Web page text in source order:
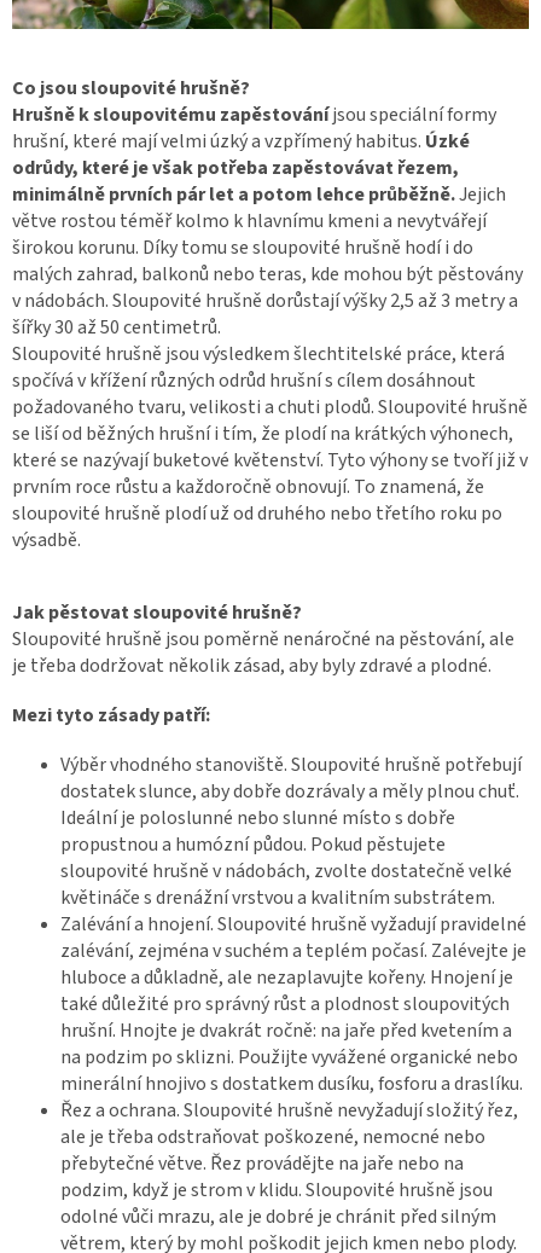
Co jsou sloupovité hrušně?
Hrušně k sloupovitému zapěstováníjsou speciální formy
hrušní, které mají velmi úzký a vzpřímený habitus. Úzké
odrůdy, které je však potřeba zapěstovávat řezem,
minimálně prvních pár let a potom lehce průběžně.Jejich
větve rostou téměř kolmo k hlavnímu kmeni a nevytvářejí
širokou korunu. Díky tomu se sloupovité hrušně hodí i do
malých zahrad, balkonů nebo teras, kde mohou být pěstovány
v nádobách. Sloupovité hrušně dorůstají výšky 2,5 až 3 metry a
šířky 30 až 50 centimetrů.
Sloupovité hrušně jsou výsledkem šlechtitelské práce, která
spočívá v křížení různých odrůd hrušní s cílem dosáhnout
požadovaného tvaru, velikosti a chuti plodů. Sloupovité hrušně
se liší od běžných hrušní i tím, že plodí na krátkých výhonech,
které se nazývají buketové květenství. Tyto výhony se tvoří již v
prvním roce růstu a každoročně obnovují. To znamená, že
sloupovité hrušně plodí už od druhého nebo třetího roku po
výsadbě.
Jak pěstovat sloupovité hrušně?
Sloupovité hrušně jsou poměrně nenáročné na pěstování, ale
je třeba dodržovat několik zásad, aby byly zdravé a plodné.
Mezi tyto zásady patří:
Výběr vhodného stanoviště. Sloupovité hrušně potřebují
dostatek slunce, aby dobře dozrávaly a měly plnou chuť.
Ideální je poloslunné nebo slunné místo s dobře
propustnou a humózní půdou. Pokud pěstujete
sloupovité hrušně v nádobách, zvolte dostatečně velké
květináče s drenážní vrstvou a kvalitním substrátem.
Zalévání a hnojení. Sloupovité hrušně vyžadují pravidelné
zalévání, zejména v suchém a teplém počasí. Zalévejte je
hluboce a důkladně, ale nezaplavujte kořeny. Hnojení je
také důležité pro správný růst a plodnost sloupovitých
hrušní. Hnojte je dvakrát ročně: na jaře před kvetením a
na podzim po sklizni. Použijte vyvážené organické nebo
minerální hnojivo s dostatkem dusíku, fosforu a draslíku.
Řez a ochrana. Sloupovité hrušně nevyžadují složitý řez,
ale je třeba odstraňovat poškozené, nemocné nebo
přebytečné větve. Řez provádějte na jaře nebo na
podzim, když je strom v klidu. Sloupovité hrušně jsou
odolné vůči mrazu, ale je dobré je chránit před silným
větrem, který by mohl poškodit jejich kmen nebo plody.